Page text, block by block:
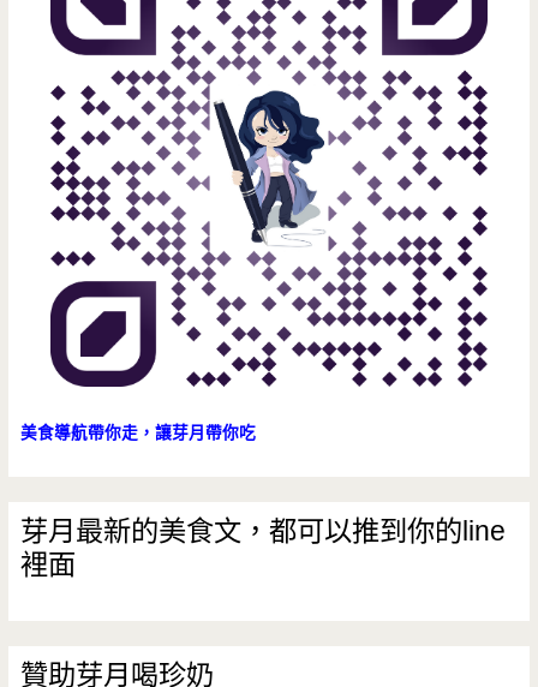
美食導航帶你走，讓芽月帶你吃
芽月最新的美食文，都可以推到你的line
裡面
贊助芽月喝珍奶